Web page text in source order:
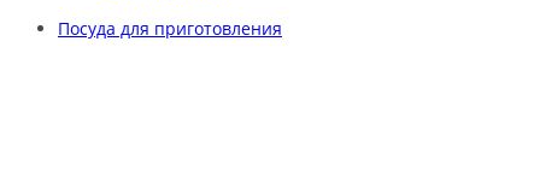
Посуда для приготовления